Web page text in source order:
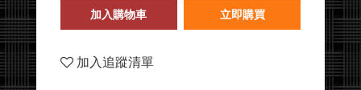
加入購物車 立即購買
加入追蹤清單